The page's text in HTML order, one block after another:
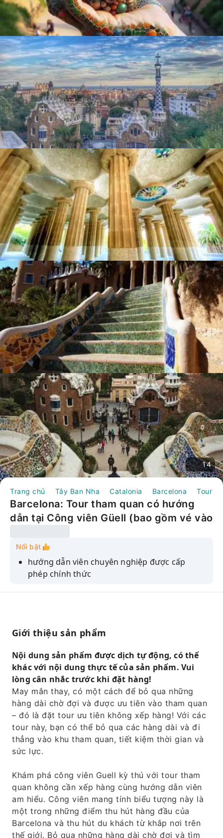
14
Trang chủ Tây Ban Nha Catalonia Barcelona Tour
Barcelona: Tour tham quan có hướng
dẫn tại Công viên Güell (bao gồm vé vào
Nổi bật
hướng dẫn viên chuyên nghiệp được cấp
phép chính thức
Tour ưu tiên không cần xếp hàng
Giới thiệu sản phẩm
Nội dung sản phẩm được dịch tự động, có thể
khác với nội dung thực tế của sản phẩm. Vui
lòng cân nhắc trước khi đặt hàng!
May mắn thay, có một cách để bỏ qua những
hàng dài chờ đợi và được ưu tiên vào tham quan
– đó là đặt tour ưu tiên không xếp hàng! Với các
tour này, bạn có thể bỏ qua các hàng dài và đi
thẳng vào khu tham quan, tiết kiệm thời gian và
sức lực.
Khám phá công viên Guell kỳ thú với tour tham
quan không cần xếp hàng cùng hướng dẫn viên
am hiểu. Công viên mang tính biểu tượng này là
một trong những điểm thu hút hàng đầu của
Barcelona và thu hút du khách từ khắp nơi trên
thế giới. Bỏ qua những hàng dài chờ đợi và tìm